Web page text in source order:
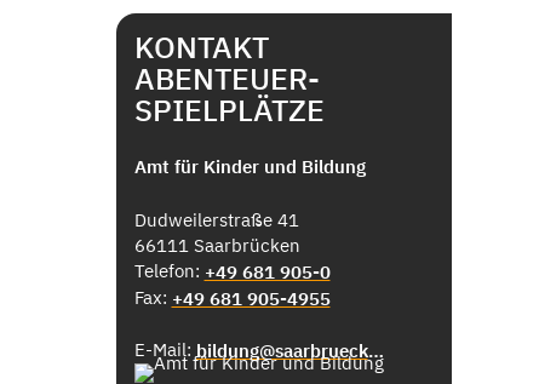
KONTAKT
ABENTEUER-
SPIELPLÄTZE
Amt für Kinder und Bildung
Dudweilerstraße 41
66111 Saarbrücken
Telefon: +49 681 905-0
Fax: +49 681 905-4955
E-Mail: bildung@saarbruecken.de